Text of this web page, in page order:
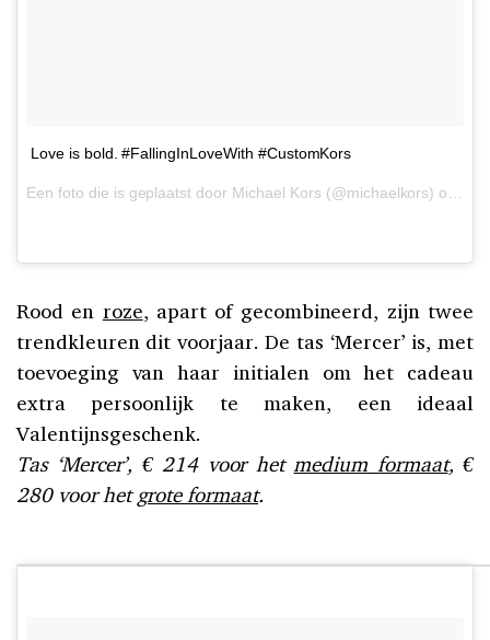
Love is bold. #FallingInLoveWith #CustomKors
Rood en roze, apart of gecombineerd, zijn twee
trendkleuren dit voorjaar. De tas ‘Mercer’ is, met
toevoeging van haar initialen om het cadeau
extra persoonlijk te maken, een ideaal
Valentijnsgeschenk.
Tas ‘Mercer’, € 214 voor het medium formaat, €
280 voor hetgrote formaat.